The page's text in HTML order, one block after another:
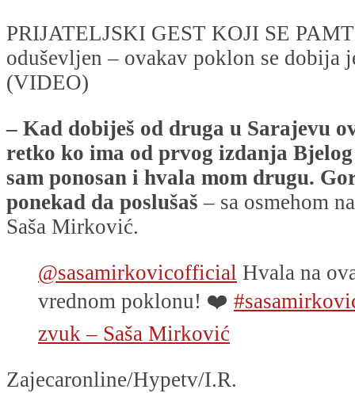
PRIJATELJSKI GEST KOJI SE
oduševljen – ovakav poklon se dobija
(VIDEO)
– Kad dobiješ od druga u Sarajevu
retko ko ima od prvog izdanja Bjelog
sam ponosan i hvala mom drugu.
ponekad da poslušaš – sa osmehom
Saša Mirković.
@sasamirkovicofficial Hvala na
vrednom poklonu! ❤️
zvuk – Saša Mirković
Zajecaronline/Hypetv/I.R.